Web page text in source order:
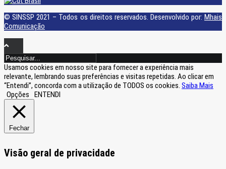
© SINSSP 2021 – Todos os direitos reservados. Desenvolvido por: Mhais
Comunicação
Usamos cookies em nosso site para fornecer a experiência mais
relevante, lembrando suas preferências e visitas repetidas. Ao clicar em
“Entendi”, concorda com a utilização de TODOS os cookies. Saiba Mais
Opções
ENTENDI
Fechar
Visão geral de privacidade